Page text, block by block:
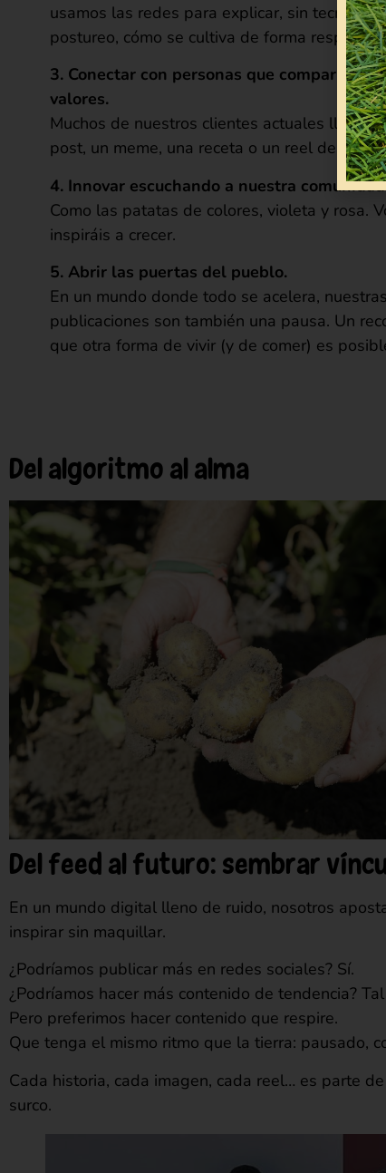
usamos las redes para explicar, sin
postureo, cómo se cultiva de forma
3. Conectar con personas que comparten
valores.
Muchos de nuestros clientes actuales
post, un meme, una receta o un reel desde el
4. Innovar escuchando a nuestra
Como las patatas de colores, violeta y rosa.
inspiráis a crecer.
5. Abrir las puertas del pueblo.
En un mundo donde todo se acelera, nuestras
publicaciones son también una pausa. Un
que otra forma de vivir (y de comer) es
Del algoritmo al alma
Del feed al futuro: sembrar
En un mundo digital lleno de ruido, nosotros
inspirar sin maquillar.
¿Podríamos publicar más en redes sociales? Sí.
¿Podríamos hacer más contenido de tendencia?
Pero preferimos hacer contenido que respire.
Que tenga el mismo ritmo que la tierra: pausado,
Cada historia, cada imagen, cada reel… es parte
surco.